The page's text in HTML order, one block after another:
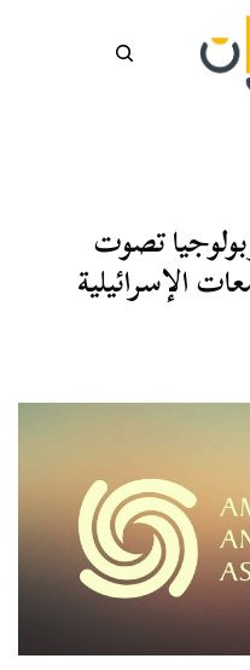
تصوت
الإسرائيلية